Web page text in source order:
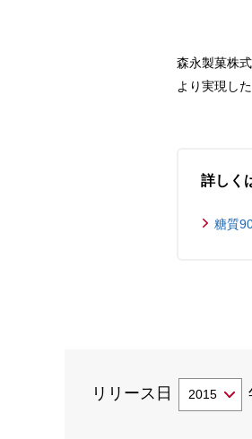
森永製菓株
より実現し
詳しく
糖質
リリース日